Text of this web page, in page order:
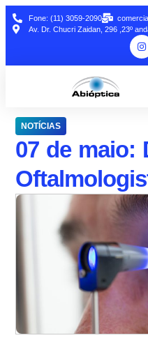
Fone: (11) 3059-2090
Av. Dr. Chucri Zaidan, 296 ,23º
NOTÍCIAS
07 de maio: